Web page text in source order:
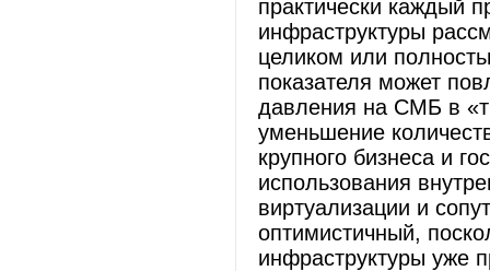
практически каждый
инфраструктуры
целиком или
показателя может
давления на СМБ в
уменьшение
крупного бизнеса и
использования
виртуализации и
оптимистичный,
инфраструктуры уже